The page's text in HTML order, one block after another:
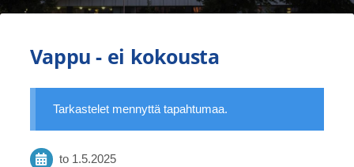
Vappu - ei kokousta
Tarkastelet mennyttä tapahtumaa.
to 1.5.2025